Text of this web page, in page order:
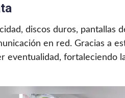
discos duros, pantallas
en red. Gracias a
fortaleciendo